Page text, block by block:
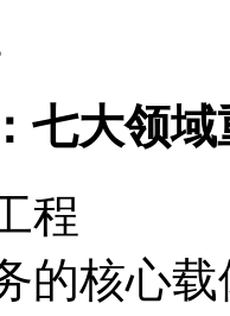
七大领
程
的核心